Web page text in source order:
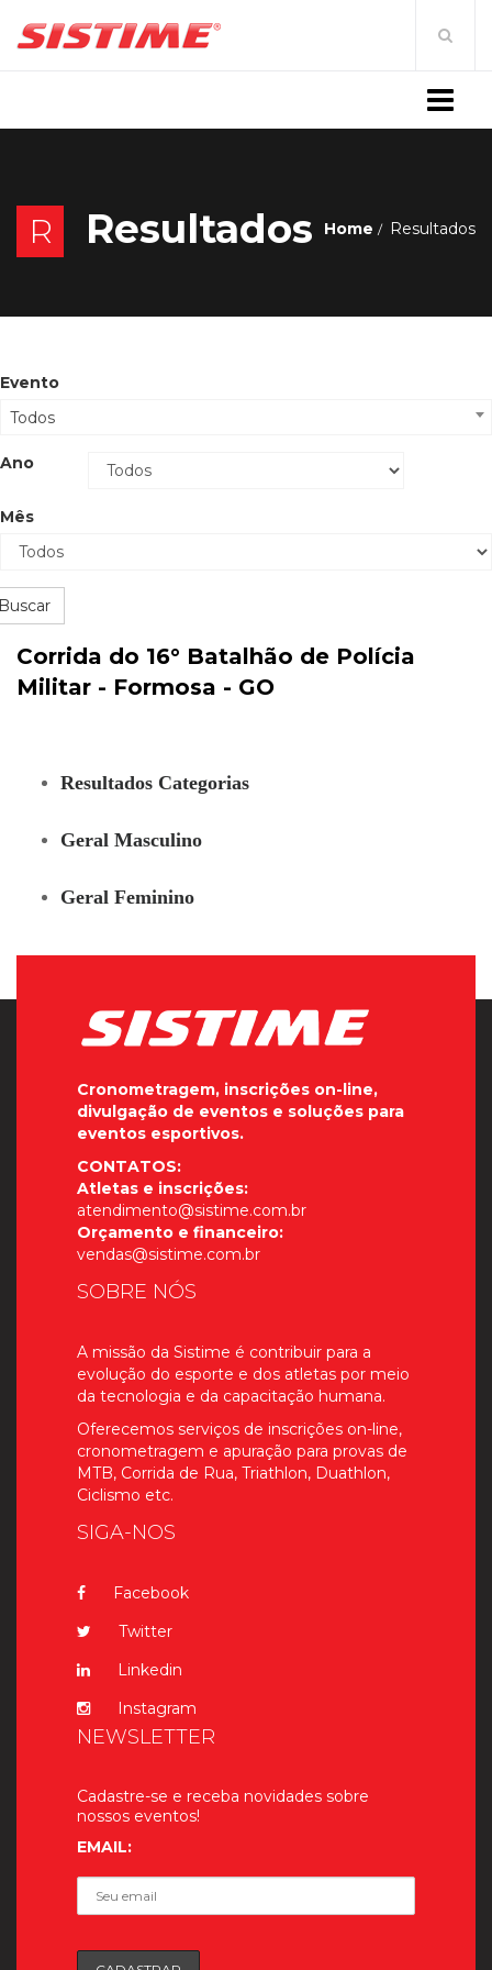
R Resultados Home Resultados
Evento
Todos
Ano
Mês
Corrida do 16° Batalhão de Polícia
Militar - Formosa - GO
Resultados Categorias
Geral Masculino
Geral Feminino
Cronometragem, inscrições on-line,
divulgação de eventos e soluções para
eventos esportivos.
CONTATOS:
Atletas e inscrições:
atendimento@sistime.com.br
Orçamento e financeiro:
vendas@sistime.com.br
SOBRE NÓS
A missão da Sistime é contribuir para a
evolução do esporte e dos atletas por meio
da tecnologia e da capacitação humana.
Oferecemos serviços de inscrições on-line,
cronometragem e apuração para provas de
MTB, Corrida de Rua, Triathlon, Duathlon,
Ciclismo etc.
SIGA-NOS
Facebook
Twitter
Linkedin
Instagram
NEWSLETTER
Cadastre-se e receba novidades sobre
nossos eventos!
EMAIL: